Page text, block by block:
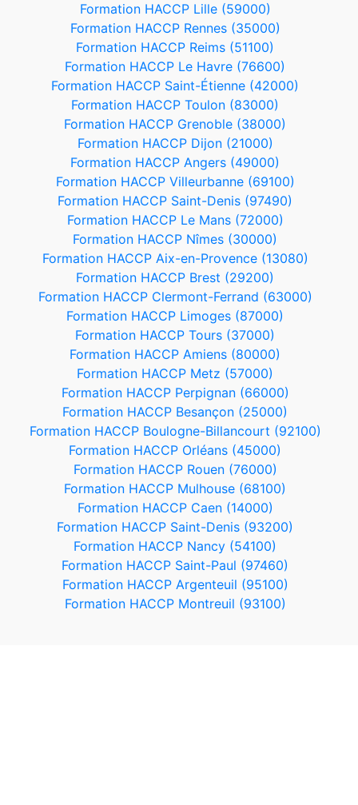
Formation HACCP Lille (59000)
Formation HACCP Rennes (35000)
Formation HACCP Reims (51100)
Formation HACCP Le Havre (76600)
Formation HACCP Saint-Étienne (42000)
Formation HACCP Toulon (83000)
Formation HACCP Grenoble (38000)
Formation HACCP Dijon (21000)
Formation HACCP Angers (49000)
Formation HACCP Villeurbanne (69100)
Formation HACCP Saint-Denis (97490)
Formation HACCP Le Mans (72000)
Formation HACCP Nîmes (30000)
Formation HACCP Aix-en-Provence (13080)
Formation HACCP Brest (29200)
Formation HACCP Clermont-Ferrand (63000)
Formation HACCP Limoges (87000)
Formation HACCP Tours (37000)
Formation HACCP Amiens (80000)
Formation HACCP Metz (57000)
Formation HACCP Perpignan (66000)
Formation HACCP Besançon (25000)
Formation HACCP Boulogne-Billancourt (92100)
Formation HACCP Orléans (45000)
Formation HACCP Rouen (76000)
Formation HACCP Mulhouse (68100)
Formation HACCP Caen (14000)
Formation HACCP Saint-Denis (93200)
Formation HACCP Nancy (54100)
Formation HACCP Saint-Paul (97460)
Formation HACCP Argenteuil (95100)
Formation HACCP Montreuil (93100)